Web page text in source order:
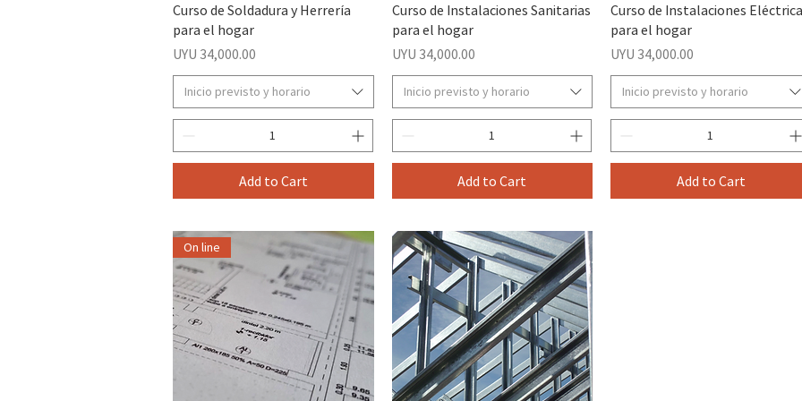
Curso de Soldadura y Herrería
para el hogar
Price
UYU 34,000.00
Inicio previsto y horario
Add to Cart
Curso de Instalaciones Sanitarias
para el hogar
Price
UYU 34,000.00
Inicio previsto y horario
Add to Cart
Curso de Instalaciones
para el hogar
Price
UYU 34,000.00
Inicio previsto y horario
Add to Cart
On line